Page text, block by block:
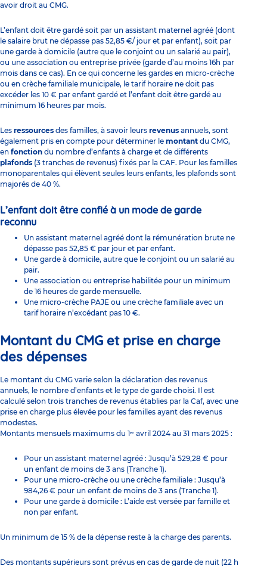
avoir droit au CMG.
L’enfant doit être gardé soit par un assistant maternel agréé (dont
le salaire brut ne dépasse pas 52,85 €/ jour et par enfant), soit par
une garde à domicile (autre que le conjoint ou un salarié au pair),
ou une association ou entreprise privée (garde d’au moins 16h par
mois dans ce cas). En ce qui concerne les gardes en micro-crèche
ou en crèche familiale municipale, le tarif horaire ne doit pas
excéder les 10 € par enfant gardé et l’enfant doit être gardé au
minimum 16 heures par mois.
Les ressources des familles, à savoir leurs revenus annuels, sont
également pris en compte pour déterminer le montant du CMG,
en fonction du nombre d’enfants à charge et de différents
plafonds (3 tranches de revenus) fixés par la CAF. Pour les familles
monoparentales qui élèvent seules leurs enfants, les plafonds sont
majorés de 40 %.
L’enfant doit être confié à un mode de garde
reconnu
Un assistant maternel agréé dont la rémunération brute ne
dépasse pas 52,85 € par jour et par enfant.
Une garde à domicile, autre que le conjoint ou un salarié au
pair.
Une association ou entreprise habilitée pour un minimum
de 16 heures de garde mensuelle.
Une micro-crèche PAJE ou une crèche familiale avec un
tarif horaire n’excédant pas 10 €.
Montant du CMG et prise en charge
des dépenses
Le montant du CMG varie selon la déclaration des revenus
annuels, le nombre d’enfants et le type de garde choisi. Il est
calculé selon trois tranches de revenus établies par la Caf, avec une
prise en charge plus élevée pour les familles ayant des revenus
modestes.
Montants mensuels maximums du 1ᵉʳ avril 2024 au 31 mars 2025 :
Pour un assistant maternel agréé : Jusqu’à 529,28 € pour
un enfant de moins de 3 ans (Tranche 1).
Pour une micro-crèche ou une crèche familiale : Jusqu’à
984,26 € pour un enfant de moins de 3 ans (Tranche 1).
Pour une garde à domicile : L’aide est versée par famille et
non par enfant.
Un minimum de 15 % de la dépense reste à la charge des parents.
Des montants supérieurs sont prévus en cas de garde de nuit (22 h